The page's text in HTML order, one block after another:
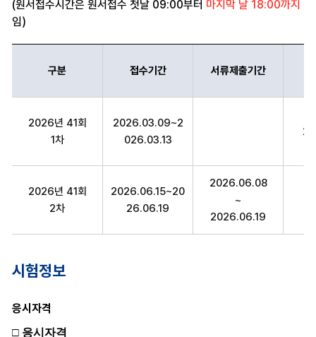
(원서접수시간은 원서접수 첫날 09:00부터 마지막 날 18:00까지
임)
구분 접수기간 서류제출기간
2026년 41회
1차
2026.03.09~2
026.03.13
2026년 41회
2차
2026.06.15~20
26.06.19
2026.06.08
~
2026.06.19
시험정보
응시자격